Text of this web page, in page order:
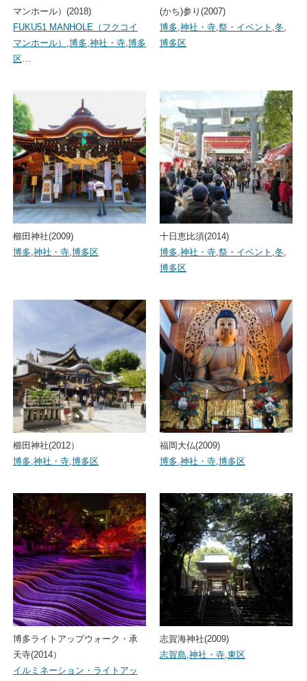
マンホール）(2018)
FUKU51 MANHOLE（フクコイ
マンホール） ,博多,神社・寺,博多
区…
(かち)参り(2007)
博多,神社・寺,祭・イベント ,冬,
博多区
櫛田神社(2009)
博多,神社・寺,博多区
十日恵比須(2014)
博多,神社・寺,祭・イベント ,冬,
博多区
櫛田神社(2012）
博多,神社・寺,博多区
福岡大仏(2009)
博多,神社・寺,博多区
博多ライトアップウォーク・承
天寺(2014）
イルミネーション・ライトアッ
志賀海神社(2009)
志賀島,神社・寺,東区